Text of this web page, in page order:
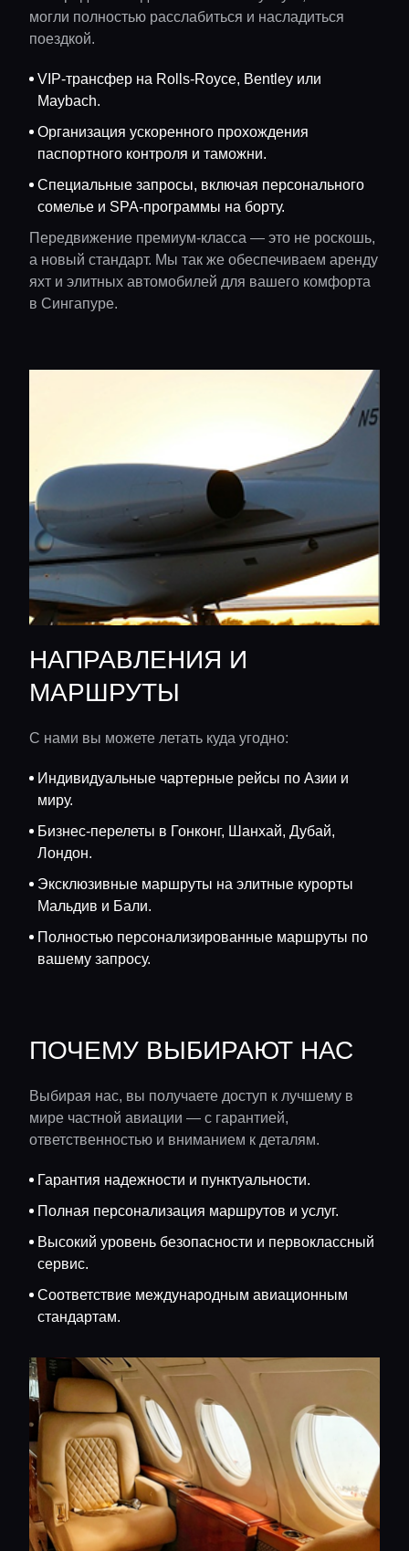
могли полностью расслабиться и насладиться
поездкой.
VIP-трансфер на Rolls-Royce, Bentley или
Maybach.
Организация ускоренного прохождения
паспортного контроля и таможни.
Специальные запросы, включая персонального
сомелье и SPA-программы на борту.
Передвижение премиум-класса — это не роскошь,
а новый стандарт. Мы так же обеспечиваем аренду
яхт и элитных автомобилей для вашего комфорта
в Сингапуре.
НАПРАВЛЕНИЯ И
МАРШРУТЫ
С нами вы можете летать куда угодно:
Индивидуальные чартерные рейсы по Азии и
миру.
Бизнес-перелеты в Гонконг, Шанхай, Дубай,
Лондон.
Эксклюзивные маршруты на элитные курорты
Мальдив и Бали.
Полностью персонализированные маршруты по
вашему запросу.
ПОЧЕМУ ВЫБИРАЮТ НАС
Выбирая нас, вы получаете доступ к лучшему в
мире частной авиации — с гарантией,
ответственностью и вниманием к деталям.
Гарантия надежности и пунктуальности.
Полная персонализация маршрутов и услуг.
Высокий уровень безопасности и первоклассный
сервис.
Соответствие международным авиационным
стандартам.